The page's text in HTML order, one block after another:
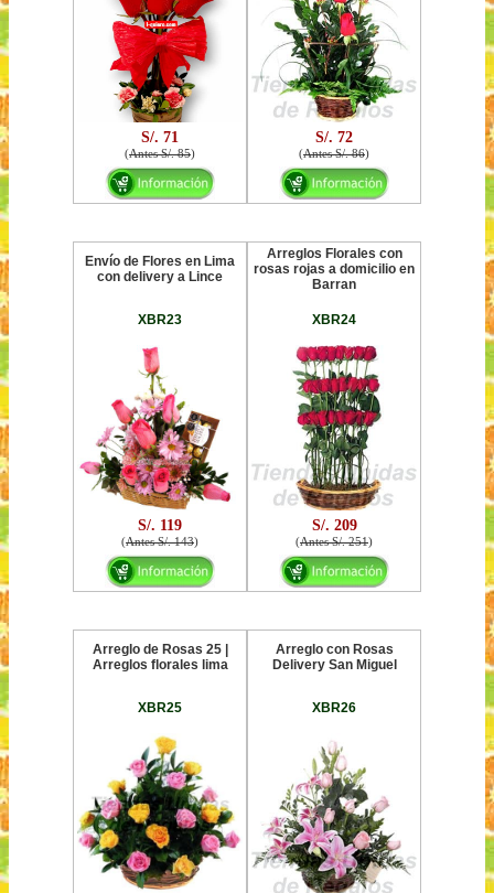
S/. 71
(Antes S/. 85)
S/. 72
(Antes S/. 86)
Envío de Flores en Lima
con delivery a Lince
XBR23
S/. 119
(Antes S/. 143)
Arreglos Florales con
rosas rojas a domicilio en
Barran
XBR24
S/. 209
(Antes S/. 251)
Arreglo de Rosas 25 |
Arreglos florales lima
XBR25
Arreglo con Rosas
Delivery San Miguel
XBR26